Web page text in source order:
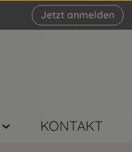
Jetzt anmelden
KONTAKT